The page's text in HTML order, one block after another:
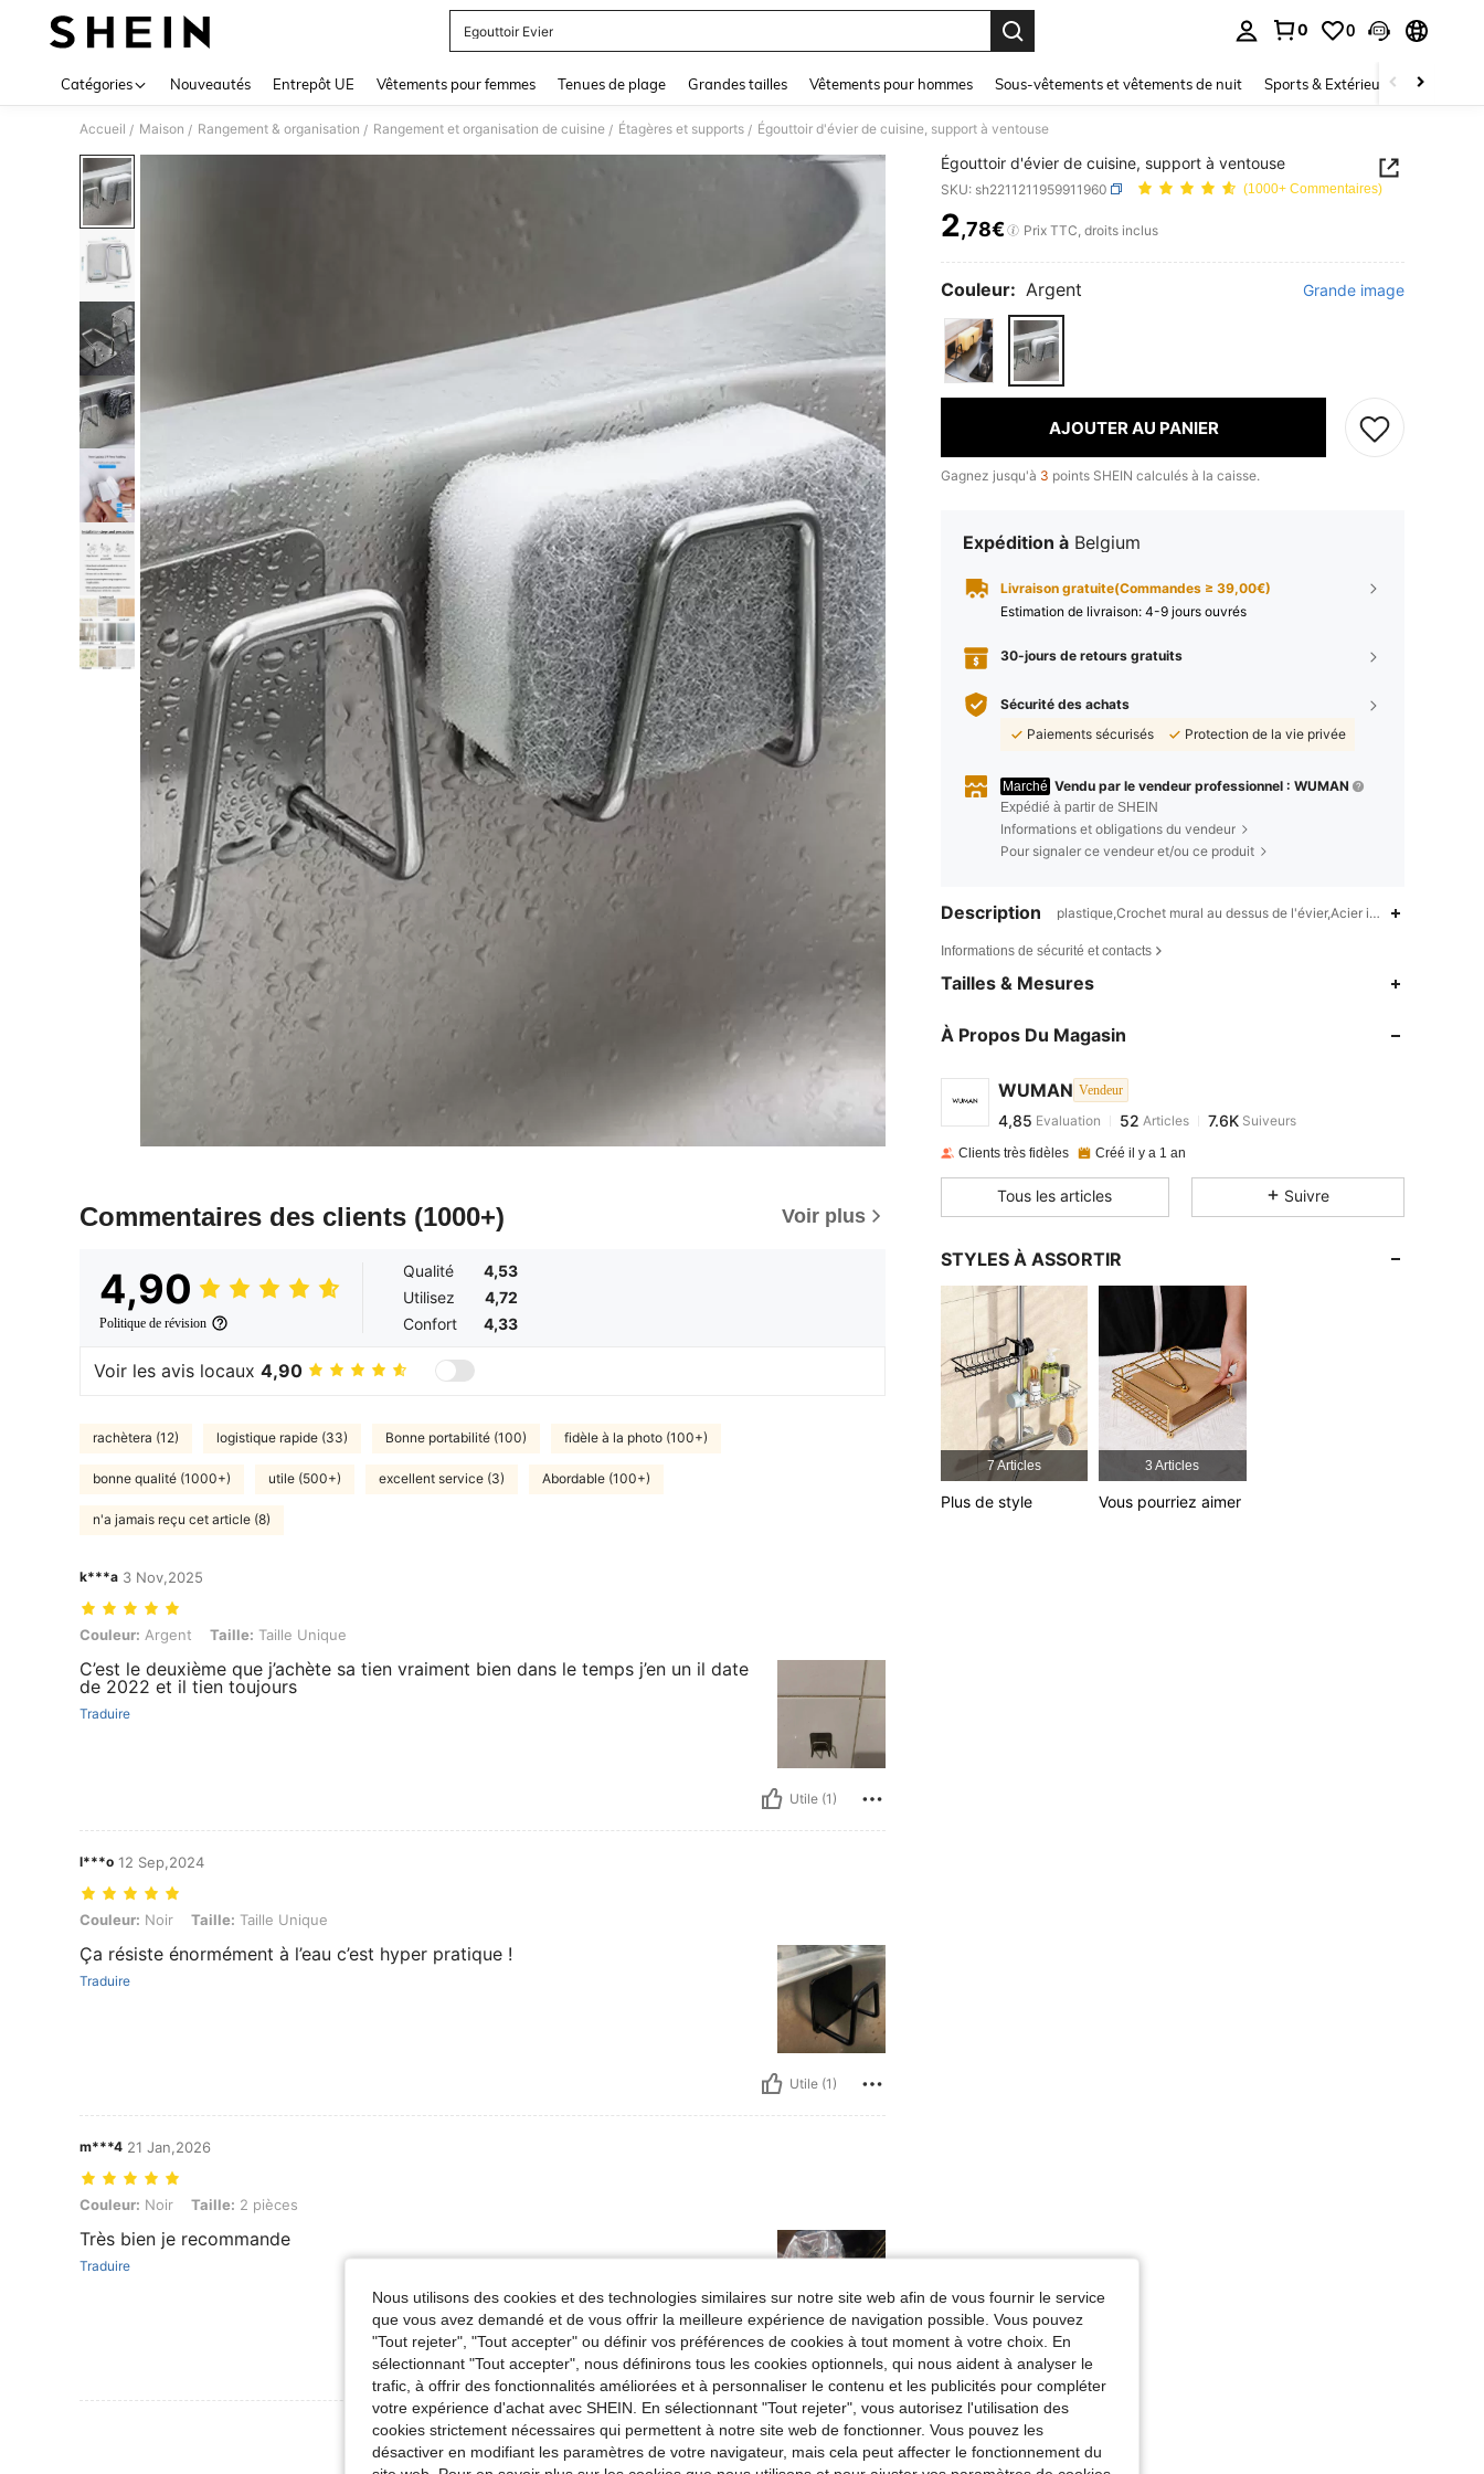
Egouttoir Evier
0 0
Catégories Nouveautés Entrepôt UE Vêtements pour femmes Tenues de plage Grandes tailles Vêtements pour hommes Sous-vêtements et vêtements de nuit Sports & Extérieur Enfants
Accueil / Maison / Rangement & organisation / Rangement et organisation de cuisine / Étagères et supports / Égouttoir d'évier de cuisine, support à ventouse
Commentaires des clients (1000+) Voir plus
4,90
Politique de révision
Qualité
4,53
Utilisez
4,72
Confort
4,33
Voir les avis locaux 4,90
rachètera (12) logistique rapide (33) Bonne portabilité (100) fidèle à la photo (100+)
bonne qualité (1000+) utile (500+) excellent service (3) Abordable (100+)
n'a jamais reçu cet article (8)
k***a 3 Nov,2025
Couleur: Argent, Taille: Taille Unique
Couleur: Argent Taille: Taille Unique
C’est le deuxième que j’achète sa tien vraiment bien dans le temps j’en un il date
de 2022 et il tien toujours
Traduire
Utile (1)
l***o 12 Sep,2024
Couleur: Noir, Taille: Taille Unique
Couleur: Noir Taille: Taille Unique
Ça résiste énormément à l’eau c’est hyper pratique !
Traduire
Utile (1)
m***4 21 Jan,2026
Couleur: Noir, Taille: 2 pièces
Couleur: Noir Taille: 2 pièces
Très bien je recommande
Traduire
Utile (0)
Voir Plus D'avis
Égouttoir d'évier de cuisine, support à ventouse
SKU: sh2211211959911960 (1000+ Commentaires)
PRICE AND AVAILABILITY
2,78€ Prix TTC, droits inclus
Couleur: Argent Grande image
AJOUTER AU PANIER
Gagnez jusqu'à 3 points SHEIN calculés à la caisse.
Expédition à Belgium
Livraison gratuite(Commandes ≥ 39,00€)
Estimation de livraison: 4-9 jours ouvrés
30-jours de retours gratuits
Sécurité des achats
Paiements sécurisés
Protection de la vie privée
Marché Vendu par le vendeur professionnel : WUMAN
Expédié à partir de SHEIN
Informations et obligations du vendeur
Pour signaler ce vendeur et/ou ce produit
Description plastique,Crochet mural au dessus de l'évier,Acier inoxydable
Informations de sécurité et contacts
Tailles & Mesures
À Propos Du Magasin
WUMAN Vendeur
4,85 52
Evaluation 52
s***6est en train de naviguer
Clients très fidèles Créé il y a 1 an
Tous les articles Suivre
STYLES À ASSORTIR
7 Articles
Plus de style
3 Articles
Vous pourriez aimer
Nous utilisons des cookies et des technologies similaires sur notre site web afin de vous fournir le service
que vous avez demandé et de vous offrir la meilleure expérience de navigation possible. Vous pouvez
"Tout rejeter", "Tout accepter" ou définir vos préférences de cookies à tout moment à votre choix. En
sélectionnant "Tout accepter", nous définirons tous les cookies optionnels, qui nous aident à analyser le
trafic, à offrir des fonctionnalités améliorées et à personnaliser le contenu et les publicités pour compléter
votre expérience d'achat avec SHEIN. En sélectionnant "Tout rejeter", vous autorisez l'utilisation des
cookies strictement nécessaires qui permettent à notre site web de fonctionner. Vous pouvez les
désactiver en modifiant les paramètres de votre navigateur, mais cela peut affecter le fonctionnement du